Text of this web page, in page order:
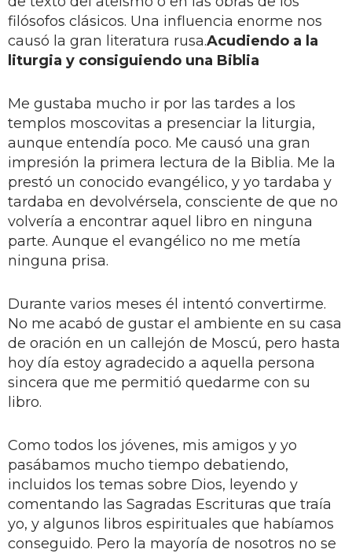
filósofos clásicos. Una influencia enorme nos
causó la gran literatura rusa.Acudiendo a la
liturgia y consiguiendo una Biblia
Me gustaba mucho ir por las tardes a los
templos moscovitas a presenciar la liturgia,
aunque entendía poco. Me causó una gran
impresión la primera lectura de la Biblia. Me la
prestó un conocido evangélico, y yo tardaba y
tardaba en devolvérsela, consciente de que no
volvería a encontrar aquel libro en ninguna
parte. Aunque el evangélico no me metía
ninguna prisa.
Durante varios meses él intentó convertirme.
No me acabó de gustar el ambiente en su casa
de oración en un callejón de Moscú, pero hasta
hoy día estoy agradecido a aquella persona
sincera que me permitió quedarme con su
libro.
Como todos los jóvenes, mis amigos y yo
pasábamos mucho tiempo debatiendo,
incluidos los temas sobre Dios, leyendo y
comentando las Sagradas Escrituras que traía
yo, y algunos libros espirituales que habíamos
conseguido. Pero la mayoría de nosotros no se